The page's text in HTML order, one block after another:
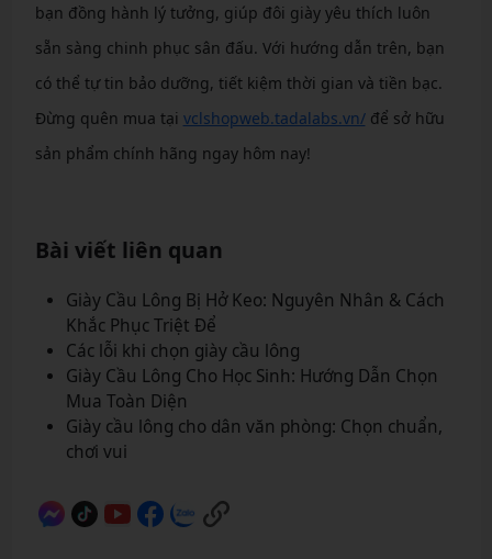
bạn đồng hành lý tưởng, giúp đôi giày yêu thích luôn
sẵn sàng chinh phục sân đấu. Với hướng dẫn trên, bạn
có thể tự tin bảo dưỡng, tiết kiệm thời gian và tiền bạc.
Đừng quên mua tại vclshopweb.tadalabs.vn/để sở hữu
sản phẩm chính hãng ngay hôm nay!
Bài viết liên quan
Giày Cầu Lông Bị Hở Keo: Nguyên Nhân & Cách
Khắc Phục Triệt Để
Các lỗi khi chọn giày cầu lông
Giày Cầu Lông Cho Học Sinh: Hướng Dẫn Chọn
Mua Toàn Diện
Giày cầu lông cho dân văn phòng: Chọn chuẩn,
chơi vui